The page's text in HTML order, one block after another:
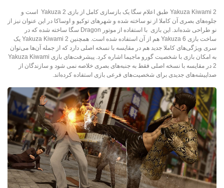
Yakuza Kiwami 2 طبق اعلام سگا یک بازسازی کامل از بازی Yakuza 2 است و
جلوه‌های بصری آن کاملا از نو ساخته شده و شهرهای توکیو و اوساکا در این عنوان نیز از
نو طراحی شده‌اند. این بازی با استفاده از موتور Dragon سگا ساخته شده که در
ساخت بازی Yakuza 6 هم از آن استفاده شده است. همچنین Yakuza Kiwami 2 یک
سری ویژگی‌های کاملا جدید هم در مقایسه با نسخه اصلی دارد که از جمله آن‌ها می‌توان
به امکان بازی با شخصیت گورو ماجیما اشاره کرد. پیشرفت‌های بازی Yakuza Kiwami
2 در مقایسه با نسخه اصلی فقط به جنبه‌های بصری خلاصه نمی شود و سازندگان از
صداپیشه‌های جدیدی برای شخصیت‌های فرعی بازی استفاده کرده‌اند.